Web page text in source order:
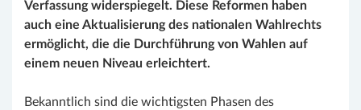
Verfassung widerspiegelt. Diese Reformen haben
auch eine Aktualisierung des nationalen Wahlrechts
ermöglicht, die die Durchführung von Wahlen auf
einem neuen Niveau erleichtert.
Bekanntlich sind die wichtigsten Phasen des